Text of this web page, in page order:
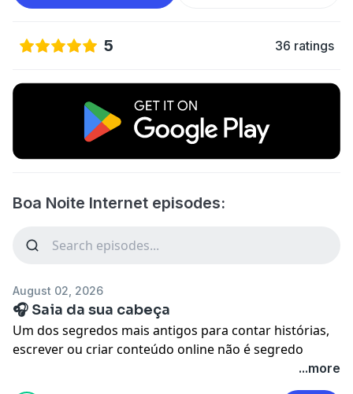
5 36 ratings
Boa Noite Internet episodes:
August 02, 2026
🎧 Saia da sua cabeça
Um dos segredos mais antigos para contar histórias,
escrever ou criar conteúdo online não é segredo
nenhum. Eu tenho que escrever para mim mesmo,
não para você. Tem gente que chama isso de ser o
...more